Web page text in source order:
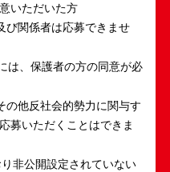
いただいた方
び関係者は応募できませ
は、保護者の方の同意が必
の他反社会的勢力に関与す
募いただくことはできま
非公開設定されていない